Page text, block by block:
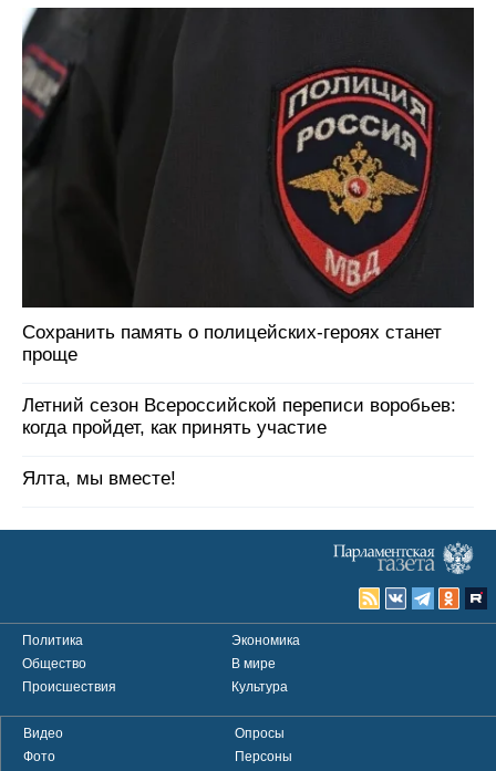
Сохранить память о полицейских-героях станет
проще
Летний сезон Всероссийской переписи воробьев:
когда пройдет, как принять участие
Ялта, мы вместе!
Политика
Экономика
Общество
В мире
Происшествия
Культура
Видео
Опросы
Фото
Персоны